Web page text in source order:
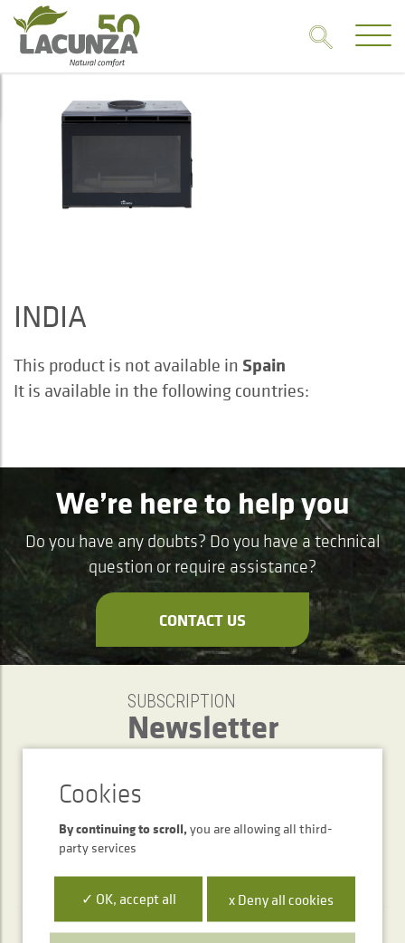
INDIA
This product is not available in Spain
It is available in the following countries:
We’re here to help you
Do you have any doubts? Do you have a technical
question or require assistance?
CONTACT US
SUBSCRIPTION
Newsletter
By continuing to scroll,you are allowing all third-
party services
✓ OK, accept all x Deny all cookies